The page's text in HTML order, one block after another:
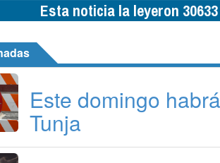
Esta noticia la leyeron
Este domingo
Tunja